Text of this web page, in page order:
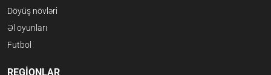
Döyüş növləri
Əl oyunları
Futbol
REGİONLAR